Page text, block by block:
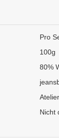
Pro
100g
80%
Nicht